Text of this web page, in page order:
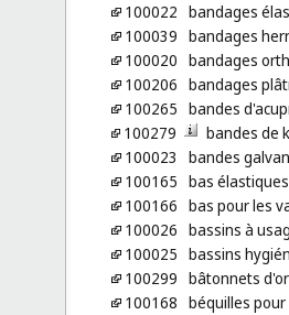
100022 bandages
100039 bandages
100020 bandages
100206 bandages
100265 bandes
100279
bandes de
100023
bandes
100165 bas
100166 bas pour les
100026 bassins à
100025 bassins
100299 bâtonnets
100168 béquilles